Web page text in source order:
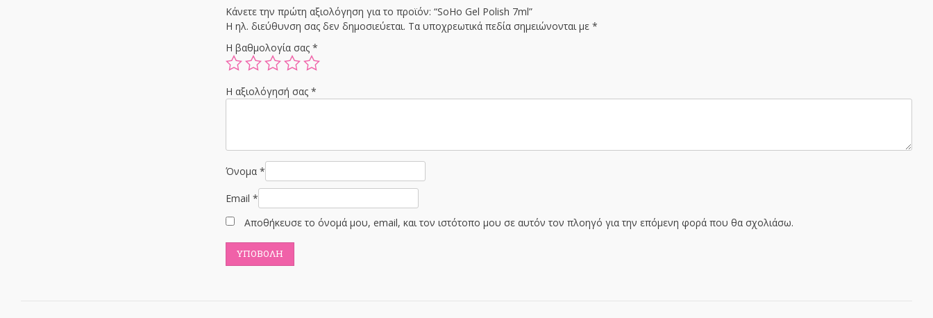
Κάνετε την πρώτη αξιολόγηση για το προϊόν: “SoHo Gel Polish 7ml”
Η ηλ. διεύθυνση σας δεν δημοσιεύεται. Τα υποχρεωτικά πεδία σημειώνονται με*
Η βαθμολογία σας*
Η αξιολόγησή σας*
Όνομα*
Email*
Αποθήκευσε το όνομά μου, email, και τον ιστότοπο μου σε αυτόν τον πλοηγό για την επόμενη φορά που θα σχολιάσω.